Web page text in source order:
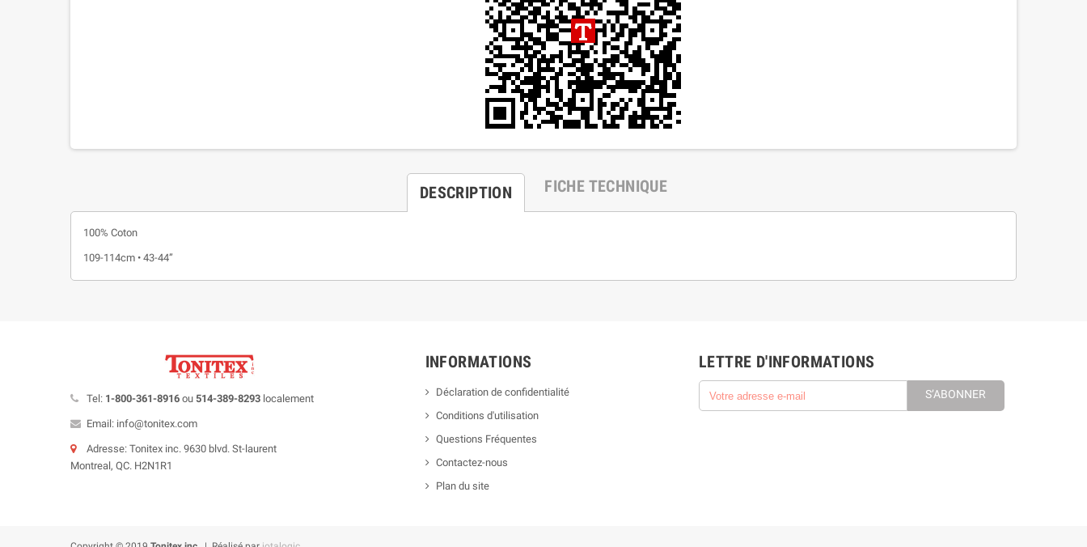
DESCRIPTION FICHE TECHNIQUE
100% Coton
109-114cm • 43-44”
Tel: 1-800-361-8916 ou 514-389-8293 localement
Email: info@tonitex.com
Adresse: Tonitex inc. 9630 blvd. St-laurent
Montreal, QC. H2N1R1
INFORMATIONS
Déclaration de confidentialité
Conditions d'utilisation
Questions Fréquentes
Contactez-nous
Plan du site
LETTRE D'INFORMATIONS
S’ABONNER